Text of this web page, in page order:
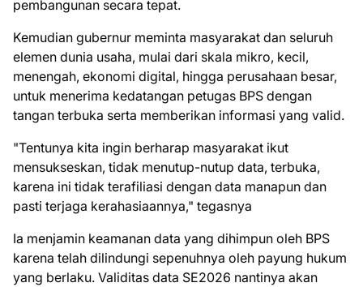
pembangunan secara tepat.
Kemudian gubernur meminta masyarakat dan seluruh
elemen dunia usaha, mulai dari skala mikro, kecil,
menengah, ekonomi digital, hingga perusahaan besar,
untuk menerima kedatangan petugas BPS dengan
tangan terbuka serta memberikan informasi yang valid.
"Tentunya kita ingin berharap masyarakat ikut
mensukseskan, tidak menutup-nutup data, terbuka,
karena ini tidak terafiliasi dengan data manapun dan
pasti terjaga kerahasiaannya," tegasnya
Ia menjamin keamanan data yang dihimpun oleh BPS
karena telah dilindungi sepenuhnya oleh payung hukum
yang berlaku. Validitas data SE2026 nantinya akan